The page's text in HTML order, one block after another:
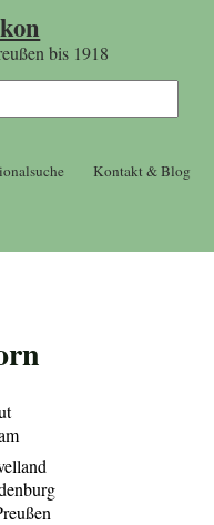
bis 1918
Kontakt & Blog